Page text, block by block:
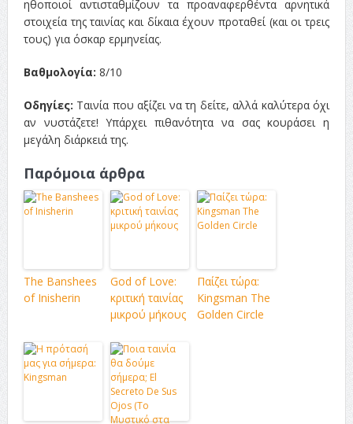
ηθοποιοί αντισταθμίζουν τα προαναφερθέντα αρνητικά
στοιχεία της ταινίας και δίκαια έχουν προταθεί (και οι τρεις
τους) για όσκαρ ερμηνείας.
Βαθμολογία: 8/10
Οδηγίες: Ταινία που αξίζει να τη δείτε, αλλά καλύτερα όχι
αν νυστάζετε! Υπάρχει πιθανότητα να σας κουράσει η
μεγάλη διάρκειά της.
Παρόμοια άρθρα
The Banshees
of Inisherin
God of Love:
κριτική ταινίας
μικρού μήκους
Παίζει τώρα:
Kingsman The
Golden Circle